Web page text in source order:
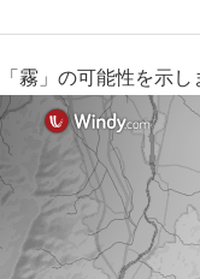
霧」の可能性を示し